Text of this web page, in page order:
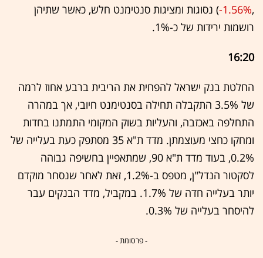
,‎
-1.56%‏) נסוגות ומציגות סנטימנט חלש, כאשר שתיהן
רושמות ירידות של כ-1%.
16:20
החלטת בנק ישראל להפחית את הריבית ברבע אחוז לרמה
של 3.5% התקבלה תחילה בסנטימנט חיובי, אך במהרה
התחלפה באכזבה, והעליות בשוק המקומי התמתנו בחדות
ומחקו כחצי מעוצמתן. מדד ת"א 35 מסתפק כעת בעלייה של
0.2%, בעוד מדד ת"א 90, שמתאפיין בחשיפה גבוהה
לסקטור הנדל"ן, מטפס ב-1.2%, זאת לאחר שנסחר מוקדם
יותר בעלייה חדה של 1.7%. במקביל, מדד הבנקים עבר
להיסחר בעלייה של 0.3%.
- פרסומת -